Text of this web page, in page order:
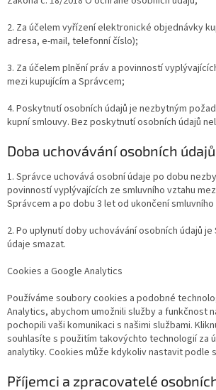
2. Za účelem vyřízení elektronické objednávky
adresa, e-mail, telefonní číslo);
3. Za účelem plnění práv a povinností
mezi kupujícím a Správcem;
4. Poskytnutí osobních údajů je nezbytným
kupní smlouvy. Bez poskytnutí osobních údajů
Doba uchovávání osobních údajů
1. Správce uchovává osobní údaje po dobu
povinností vyplývajících ze smluvního vztahu
Správcem a po dobu 3 let od ukončení
2. Po uplynutí doby uchovávání osobních údajů
údaje smazat.
Cookies a Google Analytics
Používáme soubory cookies a podobné
Analytics, abychom umožnili služby a funkčnost
pochopili vaši komunikaci s našimi službami.
souhlasíte s použitím takovýchto technologií za
analytiky. Cookies může kdykoliv nastavit podle
Příjemci a zpracovatelé